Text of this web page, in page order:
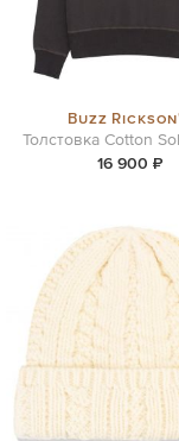
Buzz
Толстовка Cotton
16 900 ₽